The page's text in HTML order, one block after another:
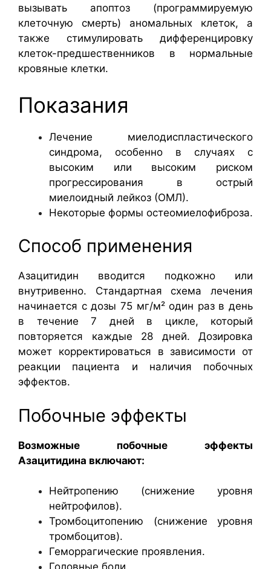
вызывать апоптоз (программируемую
клеточную смерть) аномальных клеток, а
также стимулировать дифференцировку
клеток-предшественников в нормальные
кровяные клетки.
Показания
Лечение миелодиспластического
синдрома, особенно в случаях с
высоким или высоким риском
прогрессирования в острый
миелоидный лейкоз (ОМЛ).
Некоторые формы остеомиелофиброза.
Способ применения
Азацитидин вводится подкожно или
внутривенно. Стандартная схема лечения
начинается с дозы 75 мг/м² один раз в день
в течение 7 дней в цикле, который
повторяется каждые 28 дней. Дозировка
может корректироваться в зависимости от
реакции пациента и наличия побочных
эффектов.
Побочные эффекты
Возможные побочные эффекты
Азацитидина включают:
Нейтропению (снижение уровня
нейтрофилов).
Тромбоцитопению (снижение уровня
тромбоцитов).
Геморрагические проявления.
Головные боли.